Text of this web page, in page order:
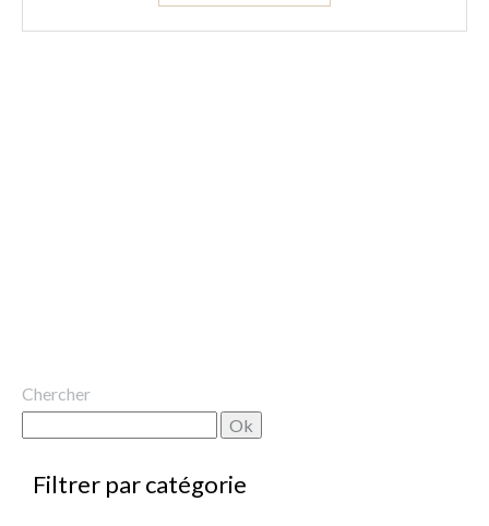
Chercher
par catégorie